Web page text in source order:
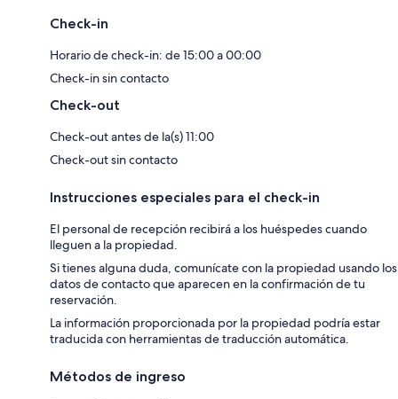
Check-in
Horario de check-in: de 15:00 a 00:00
Check-in sin contacto
Check-out
Check-out antes de la(s) 11:00
Check-out sin contacto
Instrucciones especiales para el check-in
El personal de recepción recibirá a los huéspedes cuando
lleguen a la propiedad.
Si tienes alguna duda, comunícate con la propiedad usando los
datos de contacto que aparecen en la confirmación de tu
reservación.
La información proporcionada por la propiedad podría estar
traducida con herramientas de traducción automática.
Métodos de ingreso